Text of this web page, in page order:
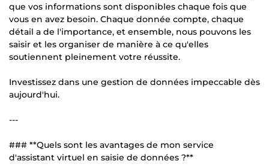
que vos informations sont disponibles chaque fois que
vous en avez besoin. Chaque donnée compte, chaque
détail a de l'importance, et ensemble, nous pouvons les
saisir et les organiser de manière à ce qu'elles
soutiennent pleinement votre réussite.
Investissez dans une gestion de données impeccable dès
aujourd'hui.
---
### **Quels sont les avantages de mon service
d'assistant virtuel en saisie de données ?**